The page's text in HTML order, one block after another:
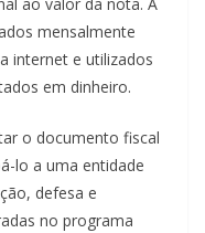
mensalmente
internet e utilizados
em dinheiro.
o documento fiscal
lo a uma entidade
defesa e
no programa